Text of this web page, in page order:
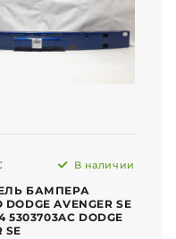
В наличии
БАМПЕРА
AVENGER SE
5303703AC DODGE
SE